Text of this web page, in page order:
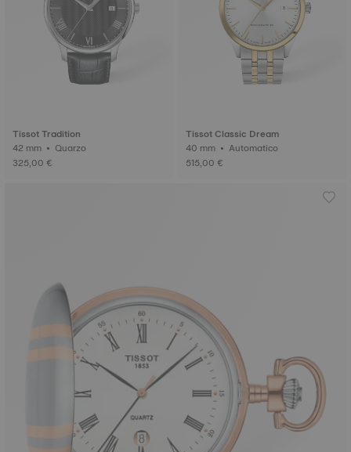
Tissot Tradition
42 mm • Quarzo
325,00 €
Tissot Classic Dream
40 mm • Automatico
515,00 €